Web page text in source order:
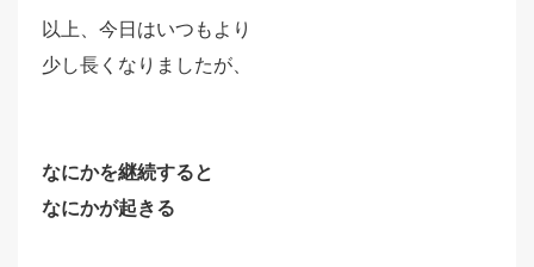
以上、今日はいつもより
少し長くなりましたが、
なにかを継続すると
なにかが起きる